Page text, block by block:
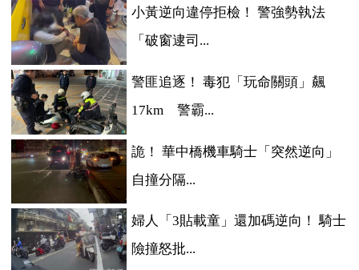
小黃逆向違停拒檢！ 警強勢執法
「破窗逮司...
警匪追逐！ 毒犯「玩命關頭」飆
17km 警霸...
詭！ 華中橋機車騎士「突然逆向」
自撞分隔...
婦人「3貼載童」還加碼逆向！ 騎士
險撞怒批...